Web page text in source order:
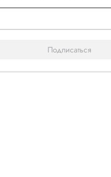
Подписаться